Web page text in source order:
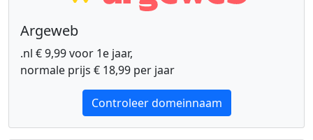
Argeweb
.nl € 9,99 voor 1e jaar,
normale prijs € 18,99 per jaar
Controleer domeinnaam